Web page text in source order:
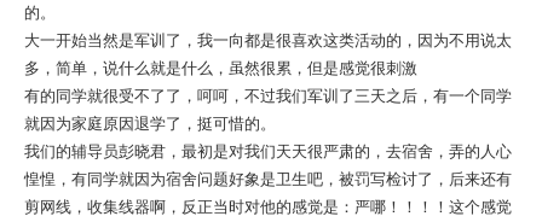
的。
大一开始当然是军训了，我一向都是很喜欢这类活动的，因为不用说太
多，简单，说什么就是什么，虽然很累，但是感觉很刺激
有的同学就很受不了了，呵呵，不过我们军训了三天之后，有一个同学
就因为家庭原因退学了，挺可惜的。
我们的辅导员彭晓君，最初是对我们天天很严肃的，去宿舍，弄的人心
惶惶，有同学就因为宿舍问题好象是卫生吧，被罚写检讨了，后来还有
剪网线，收集线器啊，反正当时对他的感觉是：严哪！！！！这个感觉